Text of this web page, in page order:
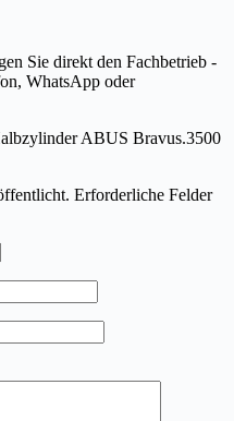
Sie direkt den Fachbetrieb -
WhatsApp oder
ABUS Bravus.3500
Erforderliche Felder